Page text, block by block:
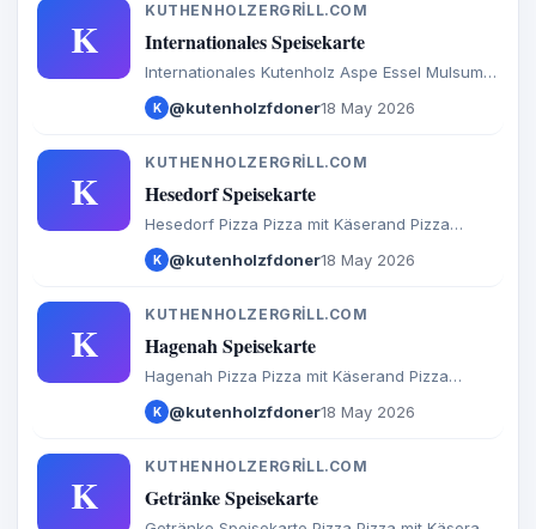
K
KUTHENHOLZERGRILL.COM
Internationales Speisekarte
Internationales Kutenholz Aspe Essel Mulsum
Sadersdorf Baaste Bredenbeck Brest Byhusen
Farven Fredenbeck Malstedt Wedel Bargstedt
K @kutenholzfdoner18 May 2026
K
KUTHENHOLZERGRILL.COM
Hesedorf Speisekarte
Hesedorf Pizza Pizza mit Käserand Pizza
Brötchen Calzone Baguette Döner Salate
Türkische Spezialitäten Aufläufe
K @kutenholzfdoner18 May 2026
K
KUTHENHOLZERGRILL.COM
Hagenah Speisekarte
Hagenah Pizza Pizza mit Käserand Pizza
Brötchen Calzone Baguette Döner Salate
Türkische Spezialitäten Aufläufe
K @kutenholzfdoner18 May 2026
K
KUTHENHOLZERGRILL.COM
Getränke Speisekarte